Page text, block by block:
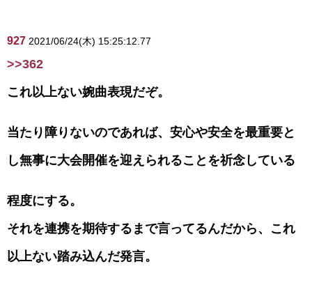
927 2021/06/24(木) 15:25:12.77
>>362
これ以上ない婉曲表現だぞ。
当たり障りないのであれば、安心や安全を最重要と
し無事に大会開催を迎えられることを祈念している
程度にする。
それを連携を期待するまで言ってるんだから、これ
以上ない踏み込んだ発言。